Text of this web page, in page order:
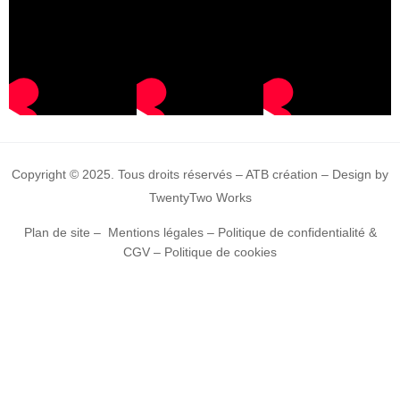
Copyright © 2025. Tous droits réservés – ATB création – Design by
TwentyTwo Works
Plan de site – Mentions légales– Politique de confidentialité &
CGV – Politique de cookies